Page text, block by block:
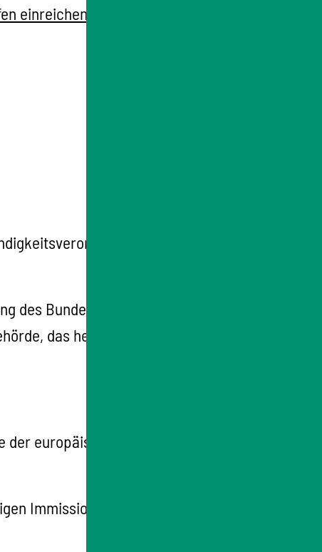
einreichen
(ImSchZuVO) des Landes
des Bundes-Immissionsschutzgesetzes
das heißt
europäischen Industrieemissions-
Immissionsschutzbehörden für